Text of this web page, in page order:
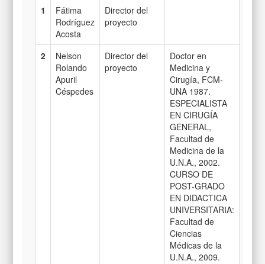
1
Fátima
Rodríguez
Acosta
Director del
proyecto
2
Nelson
Rolando
Apuril
Céspedes
Director del
proyecto
Doctor en
Medicina y
Cirugía, FCM-
UNA 1987.
ESPECIALISTA
EN CIRUGÍA
GENERAL,
Facultad de
Medicina de la
U.N.A., 2002.
CURSO DE
POST-GRADO
EN DIDACTICA
UNIVERSITARIA:
Facultad de
Ciencias
Médicas de la
U.N.A., 2009.